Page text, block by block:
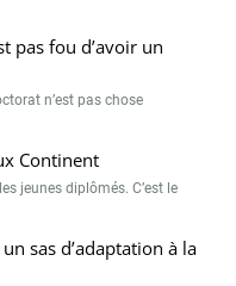
pas fou d’avoir un
n’est pas chose
Continent
jeunes diplômés. C’est le
sas d’adaptation à la